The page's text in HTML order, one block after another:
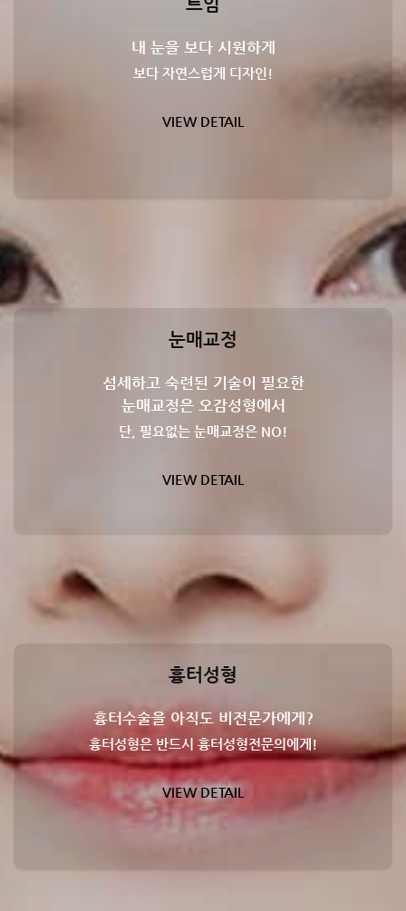
내 눈을 보다 시원하게
보다 자연스럽게 디자인!
VIEW DETAIL
눈매교정
섬세하고 숙련된 기술이 필요한
눈매교정은 오감성형에서
단, 필요없는 눈매교정은 NO!
VIEW DETAIL
흉터성형
흉터수술을 아직도 비전문가에게?
흉터성형은 반드시 흉터성형전문의에게!
VIEW DETAIL